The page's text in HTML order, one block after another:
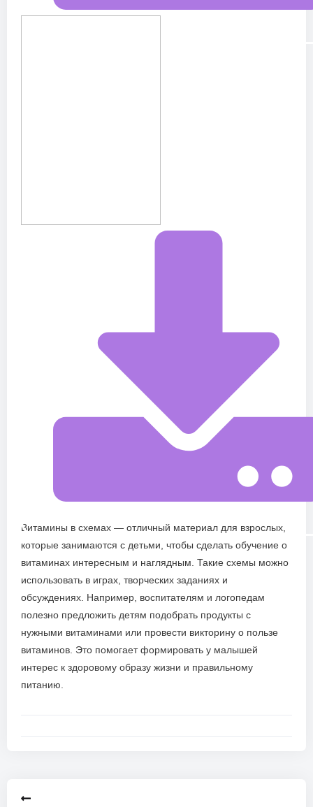
Витамины в схемах — отличный материал для взрослых,
которые занимаются с детьми, чтобы сделать обучение о
витаминах интересным и наглядным. Такие схемы можно
использовать в играх, творческих заданиях и
обсуждениях. Например, воспитателям и логопедам
полезно предложить детям подобрать продукты с
нужными витаминами или провести викторину о пользе
витаминов. Это помогает формировать у малышей
интерес к здоровому образу жизни и правильному
питанию.